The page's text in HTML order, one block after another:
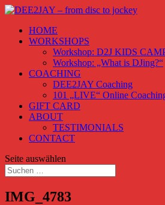
HOME
WORKSHOPS
Workshop: D2J KIDS
Workshop: „What is DJing?“
COACHING
DEE2JAY Coaching
101 „LIVE“ Online
GIFT CARD
ABOUT
TESTIMONIALS
CONTACT
Seite auswählen
IMG_4783